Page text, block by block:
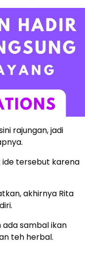
rajungan, jadi
ide tersebut karena
akhirnya Rita
ada sambal ikan
teh herbal.